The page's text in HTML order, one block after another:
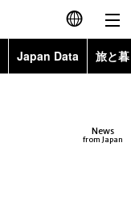
English
Japan Data 旅と
Images
News
from Japan